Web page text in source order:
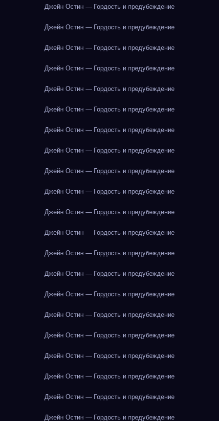
Джейн Остин — Гордость и предубеждение
Джейн Остин — Гордость и предубеждение
Джейн Остин — Гордость и предубеждение
Джейн Остин — Гордость и предубеждение
Джейн Остин — Гордость и предубеждение
Джейн Остин — Гордость и предубеждение
Джейн Остин — Гордость и предубеждение
Джейн Остин — Гордость и предубеждение
Джейн Остин — Гордость и предубеждение
Джейн Остин — Гордость и предубеждение
Джейн Остин — Гордость и предубеждение
Джейн Остин — Гордость и предубеждение
Джейн Остин — Гордость и предубеждение
Джейн Остин — Гордость и предубеждение
Джейн Остин — Гордость и предубеждение
Джейн Остин — Гордость и предубеждение
Джейн Остин — Гордость и предубеждение
Джейн Остин — Гордость и предубеждение
Джейн Остин — Гордость и предубеждение
Джейн Остин — Гордость и предубеждение
Джейн Остин — Гордость и предубеждение